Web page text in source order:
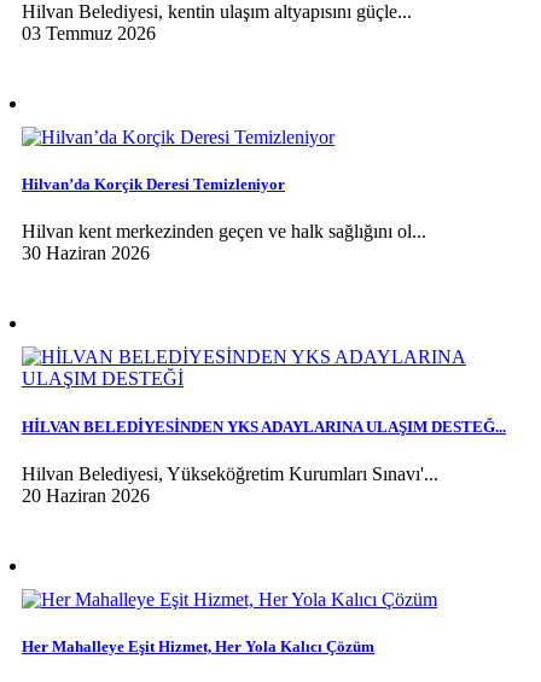
Hilvan Belediyesi, kentin ulaşım altyapısını güçle...
03 Temmuz 2026
Hilvan’da Korçik Deresi Temizleniyor
Hilvan kent merkezinden geçen ve halk sağlığını ol...
30 Haziran 2026
HİLVAN BELEDİYESİNDEN YKS ADAYLARINA ULAŞIM DESTEĞ...
Hilvan Belediyesi, Yükseköğretim Kurumları Sınavı'...
20 Haziran 2026
Her Mahalleye Eşit Hizmet, Her Yola Kalıcı Çözüm